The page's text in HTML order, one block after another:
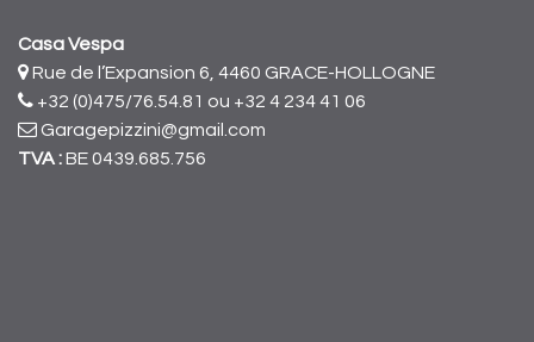
Casa Vespa
Rue de l’Expansion 6, 4460 GRACE-HOLLOGNE
+32 (0)475/76.54.81 ou +32 4 234 41 06
Garagepizzini@gmail.com
TVA :BE 0439.685.756